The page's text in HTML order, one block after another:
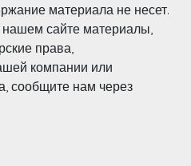
материала не несет.
сайте материалы,
права,
компании или
сообщите нам через